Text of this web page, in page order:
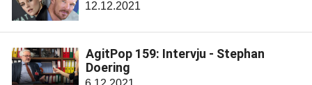
12.12.2021
AgitPop 159: Intervju - Stephan
Doering